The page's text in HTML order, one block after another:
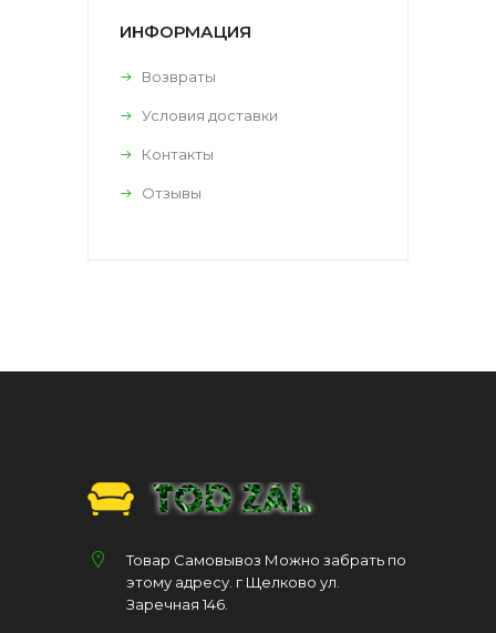
ИНФОРМАЦИЯ
Возвраты
Условия доставки
Контакты
Отзывы
Товар Самовывоз Можно забрать по
этому адресу. г Щелково ул.
Заречная 146.